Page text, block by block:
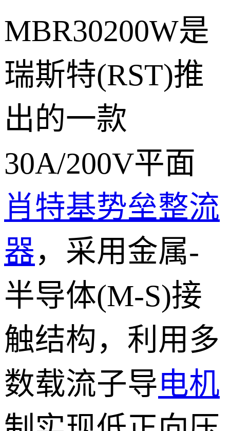
MBR30200W是
瑞斯特(RST)推
出的一款
30A/200V平面
肖特基势垒整流
器，采用金属-
半导体(M-S)接
触结构，利用多
数载流子导电机